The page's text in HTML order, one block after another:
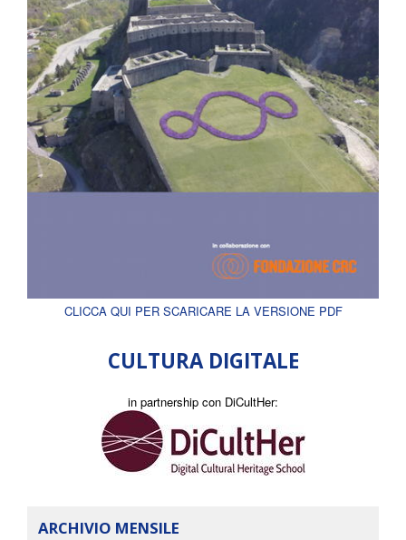
CLICCA QUI PER SCARICARE LA VERSIONE PDF
CULTURA DIGITALE
in partnership con DiCultHer:
ARCHIVIO MENSILE